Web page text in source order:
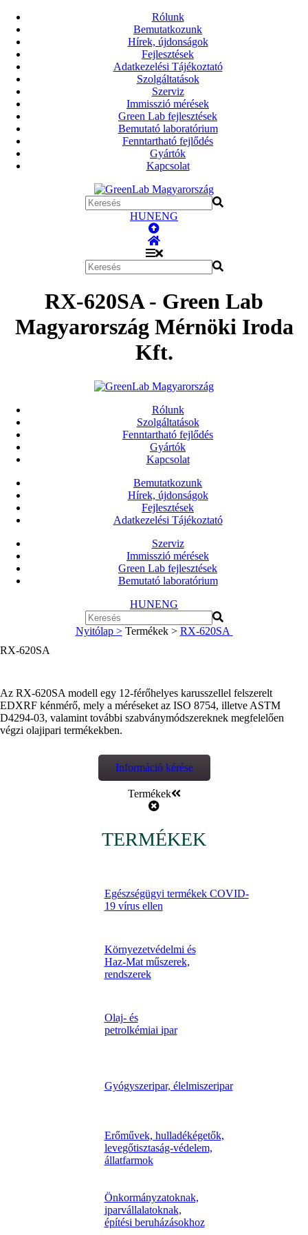
Rólunk
Bemutatkozunk
Hírek, újdonságok
Fejlesztések
Adatkezelési Tájékoztató
Szolgáltatások
Szerviz
Immisszió mérések
Green Lab fejlesztések
Bemutató laboratórium
Fenntartható fejlődés
Gyártók
Kapcsolat
HUNENG
RX-620SA - Green Lab
Magyarország Mérnöki Iroda
Kft.
Rólunk
Szolgáltatások
Fenntartható fejlődés
Gyártók
Kapcsolat
Bemutatkozunk
Hírek, újdonságok
Fejlesztések
Adatkezelési Tájékoztató
Szerviz
Immisszió mérések
Green Lab fejlesztések
Bemutató laboratórium
HUNENG
Nyitólap > Termékek > RX-620SA
RX-620SA
Az RX-620SA modell egy 12-férőhelyes karusszellel felszerelt
EDXRF kénmérő, mely a méréseket az ISO 8754, illetve ASTM
D4294-03, valamint további szabványmódszereknek megfelelően
végzi olajipari termékekben.
Információ kérése
Termékek
TERMÉKEK
Egészségügyi termékek COVID-
19 vírus ellen
Környezetvédelmi és
Haz-Mat műszerek,
rendszerek
Olaj- és
petrolkémiai ipar
Gyógyszeripar, élelmiszeripar
Erőművek, hulladékégetők,
levegőtisztaság-védelem,
állatfarmok
Önkormányzatoknak,
iparvállalatoknak,
építési beruházásokhoz